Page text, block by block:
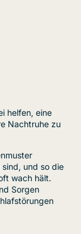
helfen, eine
Nachtruhe zu
und so die
wach hält.
Sorgen